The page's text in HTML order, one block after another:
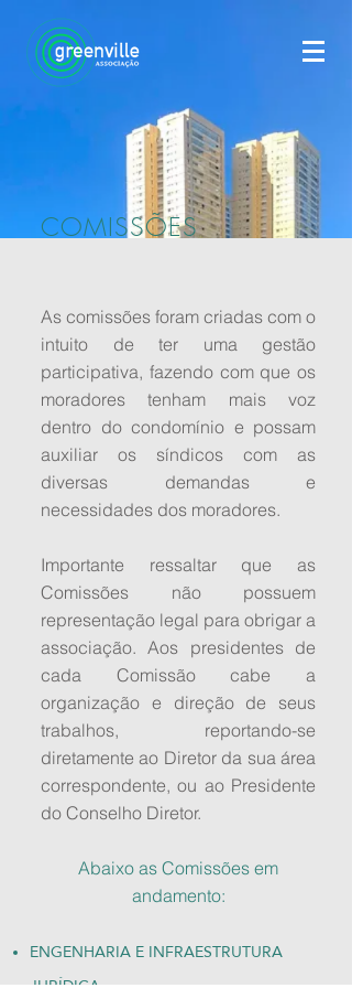
As comissões foram criadas com o
intuito de ter uma gestão
participativa, fazendo com que os
moradores tenham mais voz
dentro do condomínio e possam
auxiliar os síndicos com as
diversas demandas e
necessidades dos moradores.
Importante ressaltar que as
Comissões não possuem
representação legal para obrigar a
associação. Aos presidentes de
cada Comissão cabe a
organização e direção de seus
trabalhos, reportando-se
diretamente ao Diretor da sua área
correspondente, ou ao Presidente
do Conselho Diretor.
Abaixo as Comissões em
andamento:
ENGENHARIA E INFRAESTRUTURA
COMISSÕES